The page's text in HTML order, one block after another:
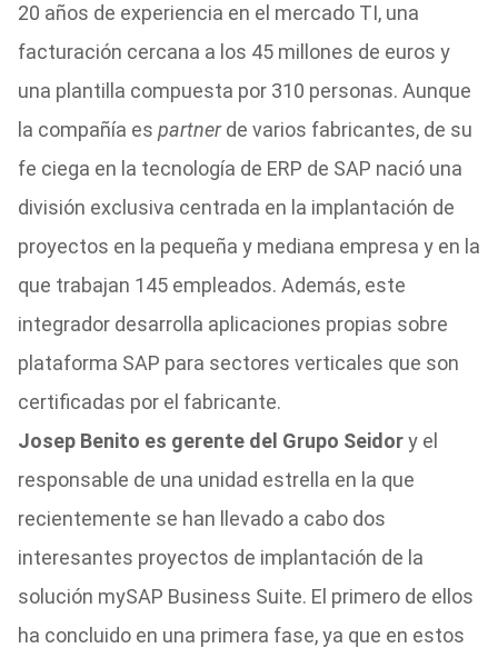
20 años de experiencia en el mercado TI, una
facturación cercana a los 45 millones de euros y
una plantilla compuesta por 310 personas. Aunque
la compañía es partnerde varios fabricantes, de su
fe ciega en la tecnología de ERP de SAP nació una
división exclusiva centrada en la implantación de
proyectos en la pequeña y mediana empresa y en la
que trabajan 145 empleados. Además, este
integrador desarrolla aplicaciones propias sobre
plataforma SAP para sectores verticales que son
certificadas por el fabricante.
Josep Benito es gerente del Grupo Seidory el
responsable de una unidad estrella en la que
recientemente se han llevado a cabo dos
interesantes proyectos de implantación de la
solución mySAP Business Suite. El primero de ellos
ha concluido en una primera fase, ya que en estos